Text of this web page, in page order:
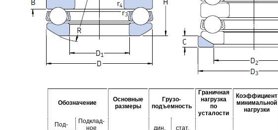
Обозначение
Основные
размеры
Грузо-
подъемность
Граничная
нагрузка
по
усталости
Коэффициент
минимальной
нагрузки
Под-
Подклад-
ное
дин. стат.